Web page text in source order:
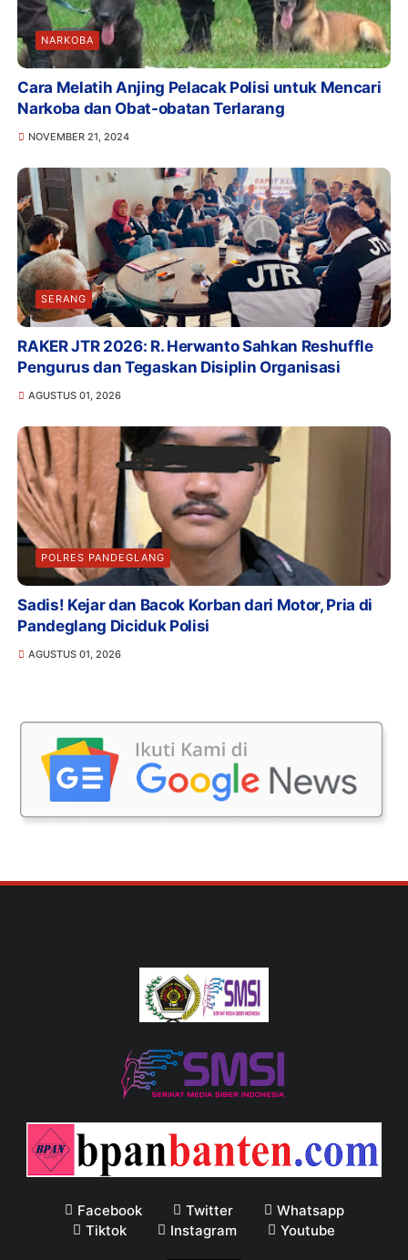
NARKOBA
Cara Melatih Anjing Pelacak Polisi untuk Mencari
Narkoba dan Obat-obatan Terlarang
NOVEMBER 21, 2024
SERANG
RAKER JTR 2026: R. Herwanto Sahkan Reshuffle
Pengurus dan Tegaskan Disiplin Organisasi
AGUSTUS 01, 2026
POLRES PANDEGLANG
Sadis! Kejar dan Bacok Korban dari Motor, Pria di
Pandeglang Diciduk Polisi
AGUSTUS 01, 2026
Facebook Twitter
Whatsapp
Tiktok
Instagram Youtube